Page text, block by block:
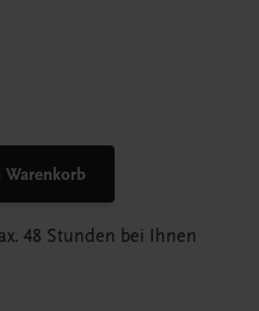
Warenkorb
48 Stunden bei Ihnen